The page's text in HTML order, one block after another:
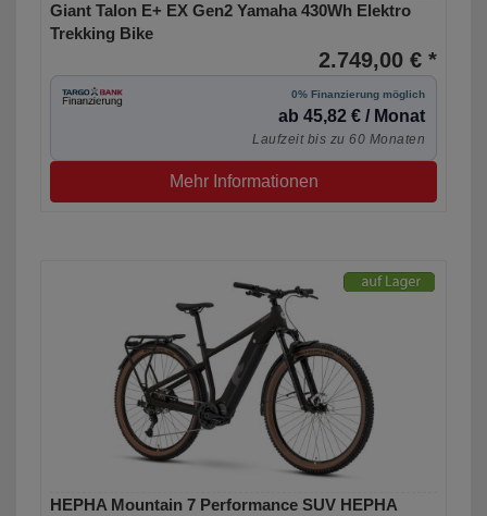
Giant Talon E+ EX Gen2 Yamaha 430Wh Elektro
Trekking Bike
2.749,00 € *
0% Finanzierung möglich
ab 45,82 € / Monat
Laufzeit bis zu 60 Monaten
Mehr Informationen
HEPHA Mountain 7 Performance SUV HEPHA